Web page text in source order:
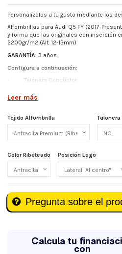
Personalízalas a tu gusto mediante los
Alfombrillas para Audi Q5 FY (2017-
y forma que las originales con inserción
2200gr/m2 (Alt. 12-13mm)
GARANTÍA: 3 años.
Configura a continuación:
-
Talonera Conductor
Color Ribeteado
-
Posición de Logo
Más detalles abajo.
Leer más
Tejido Alfombrilla
Color Ribeteado Posición Logo
Pregunta sobre el